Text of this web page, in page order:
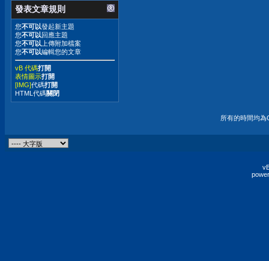
發表文章規則
您不可以發起新主題
您不可以回應主題
您不可以 上傳附加檔案
您不可以編輯您的文章
vB 代碼打開
表情圖示打開
[IMG]代碼打開
HTML代碼關閉
所有的時間均為